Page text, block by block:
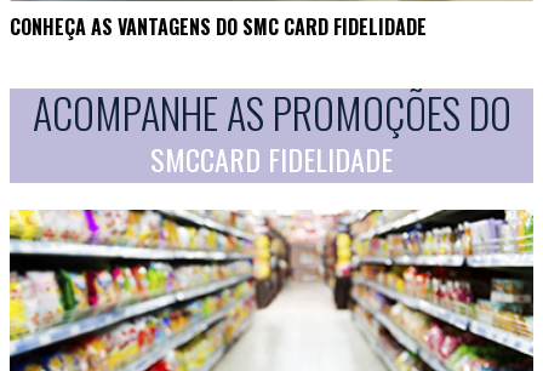
CONHEÇA AS VANTAGENS DO SMC CARD FIDELIDADE
ACOMPANHE AS PROMOÇÕES DO
SMCCARD FIDELIDADE